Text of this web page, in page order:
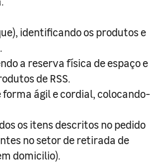
identificando os produtos e
a reserva física de espaço e
de RSS.
ágil e cordial, colocando-
os itens descritos no pedido
no setor de retirada de
domicilio).